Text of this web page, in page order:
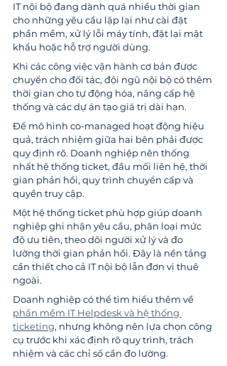
IT nội bộ đang dành quá nhiều thời gian
cho những yêu cầu lặp lại như cài đặt
phần mềm, xử lý lỗi máy tính, đặt lại mật
khẩu hoặc hỗ trợ người dùng.
Khi các công việc vận hành cơ bản được
chuyển cho đối tác, đội ngũ nội bộ có thêm
thời gian cho tự động hóa, nâng cấp hệ
thống và các dự án tạo giá trị dài hạn.
Để mô hình co-managed hoạt động hiệu
quả, trách nhiệm giữa hai bên phải được
quy định rõ. Doanh nghiệp nên thống
nhất hệ thống ticket, đầu mối liên hệ, thời
gian phản hồi, quy trình chuyển cấp và
quyền truy cập.
Một hệ thống ticket phù hợp giúp doanh
nghiệp ghi nhận yêu cầu, phân loại mức
độ ưu tiên, theo dõi người xử lý và đo
lường thời gian phản hồi. Đây là nền tảng
cần thiết cho cả IT nội bộ lẫn đơn vị thuê
ngoài.
Doanh nghiệp có thể tìm hiểu thêm về
phần mềm IT Helpdesk và hệ thống
ticketing, nhưng không nên lựa chọn công
cụ trước khi xác định rõ quy trình, trách
nhiệm và các chỉ số cần đo lường.